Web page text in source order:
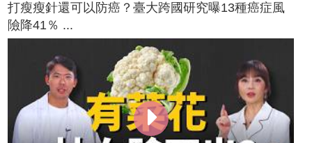
打瘦瘦針還可以防癌？臺大跨國研究曝13種癌症風
險降41％ ...